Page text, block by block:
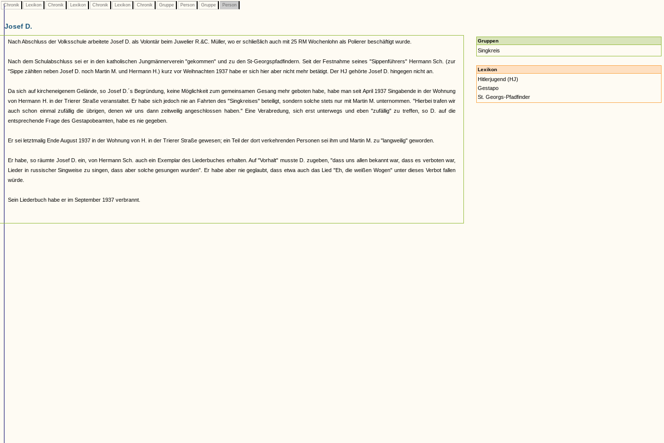
Chronik Lexikon Chronik Lexikon Chronik Lexikon Chronik Gruppe Person Gruppe Person
Josef D.
Nach Abschluss der Volksschule arbeitete Josef D. als Volontär beim Juwelier R.&C. Müller, wo er schließlich auch mit 25 RM Wochenlohn als Polierer beschäftigt wurde.
Nach dem Schulabschluss sei er in den katholischen Jungmännerverein "gekommen" und zu den St-Georgspfadfindern. Seit der Festnahme seines "Sippenführers" Hermann Sch. (zur
"Sippe zählten neben Josef D. noch Martin M. und Hermann H.) kurz vor Weihnachten 1937 habe er sich hier aber nicht mehr betätigt. Der HJ gehörte Josef D. hingegen nicht an.
Da sich auf kircheneigenem Gelände, so Josef D.´s Begründung, keine Möglichkeit zum gemeinsamen Gesang mehr geboten habe, habe man seit April 1937 Singabende in der Wohnung
von Hermann H. in der Trierer Straße veranstaltet. Er habe sich jedoch nie an Fahrten des "Singkreises" beteiligt, sondern solche stets nur mit Martin M. unternommen. "Hierbei trafen wir
auch schon einmal zufällig die übrigen, denen wir uns dann zeitweilig angeschlossen haben." Eine Verabredung, sich erst unterwegs und eben "zufällig" zu treffen, so D. auf die
entsprechende Frage des Gestapobeamten, habe es nie gegeben.
Er sei letztmalig Ende August 1937 in der Wohnung von H. in der Trierer Straße gewesen; ein Teil der dort verkehrenden Personen sei ihm und Martin M. zu "langweilig" geworden.
Er habe, so räumte Josef D. ein, von Hermann Sch. auch ein Exemplar des Liederbuches erhalten. Auf "Vorhalt" musste D. zugeben, "dass uns allen bekannt war, dass es verboten war,
Lieder in russischer Singweise zu singen, dass aber solche gesungen wurden". Er habe aber nie geglaubt, dass etwa auch das Lied "Eh, die weißen Wogen" unter dieses Verbot fallen
würde.
Sein Liederbuch habe er im September 1937 verbrannt.
Gruppen
Singkreis
Lexikon
Hitlerjugend (HJ)
Gestapo
St. Georgs-Pfadfinder